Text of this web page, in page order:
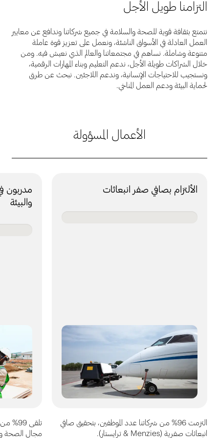
التزامنا طويل الأجل
نتمتع بثقافة قوية للصحة والسلامة في جميع شركاتنا وندافع عن معايير
العمل العادلة في الأسواق الناشئة، ونعمل على تعزيز قوة عاملة
متنوعة وشاملة. نساهم في مجتمعاتنا والعالم الذي نعيش فيه. ومن
خلال الشراكات طويلة الأجل، ندعم التعليم وبناء المهارات الرقمية،
ونستجيب للاحتياجات الإنسانية، وندعم اللاجئين. نبحث عن طرق
لحماية البيئة ودعم العمل المناخي.
الأعمال المسؤولة
الألتزام بصافي صفر انبعاثات
التزمت 96% من شركاتنا عدد الموظفين، بتحقيق صافي
انبعاثات صفرية (Menzies & ترايستار).
مدربون
والبيئة
تلقى
مجال الصحة